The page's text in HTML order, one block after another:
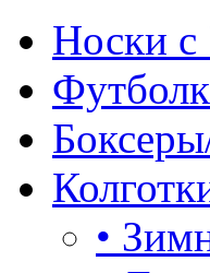
Носки с
•